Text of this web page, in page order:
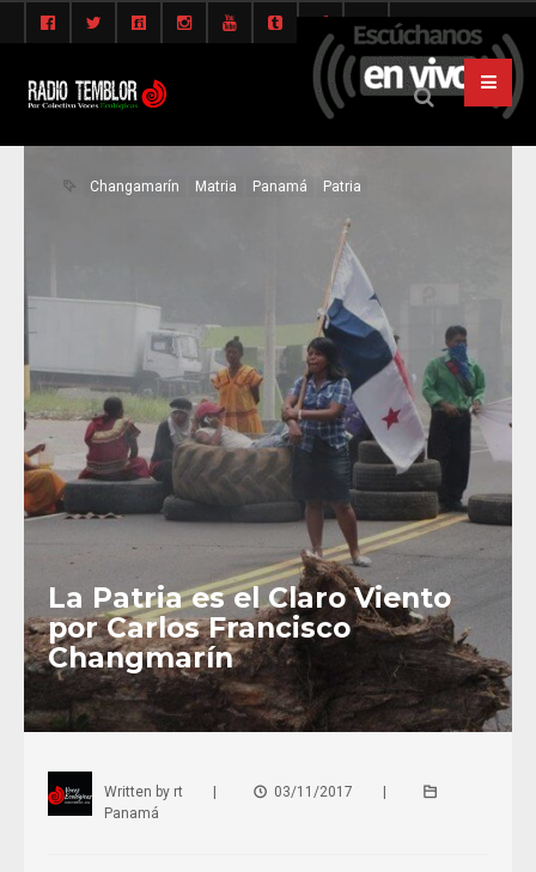
Changamarín Matria Panamá Patria
La Patria es el Claro Viento
por Carlos Francisco
Changmarín
Written by rt 03/11/2017
Panamá